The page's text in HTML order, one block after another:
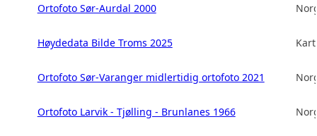
Ortofoto Sør-Aurdal 2000
Høydedata Bilde Troms 2025
Ortofoto Sør-Varanger midlertidig ortofoto 2021
Ortofoto Larvik - Tjølling - Brunlanes 1966